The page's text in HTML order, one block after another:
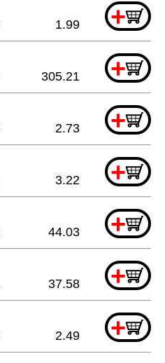
+
1.99
+
305.21
+
2.73
+
3.22
+
44.03
+
37.58
+
2.49